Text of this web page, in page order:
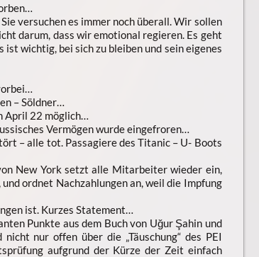
versuchen es immer noch überall. Wir sollen
darum, dass wir emotional regieren. Es geht
wichtig, bei sich zu bleiben und sein eigenes
– Söldner…
April 22 möglich…
Vermögen wurde eingefroren…
– alle tot. Passagiere des Titanic – U- Boots
New York setzt alle Mitarbeiter wieder ein,
ordnet Nachzahlungen an, weil die Impfung
ist. Kurzes Statement…
Punkte aus dem Buch von Uğur Şahin und
nur offen über die „Täuschung“ des PEI
aufgrund der Kürze der Zeit einfach